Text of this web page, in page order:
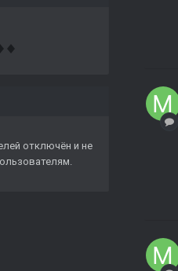
отключён и не